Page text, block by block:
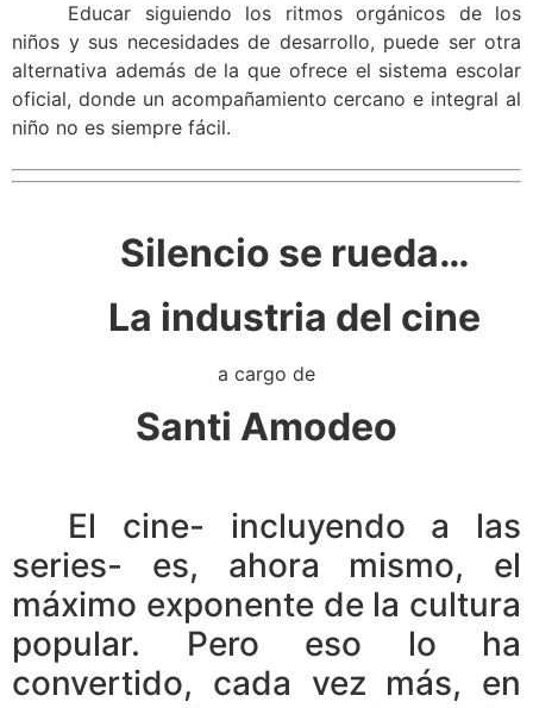
Educar siguiendo los ritmos orgánicos de los
niños y sus necesidades de desarrollo, puede ser otra
alternativa además de la que ofrece el sistema escolar
oficial, donde un acompañamiento cercano e integral al
niño no es siempre fácil.
Silencio se rueda…
La industria del cine
a cargo de
Santi Amodeo
El cine- incluyendo a las
series- es, ahora mismo, el
máximo exponente de la cultura
popular. Pero eso lo ha
convertido, cada vez más, en